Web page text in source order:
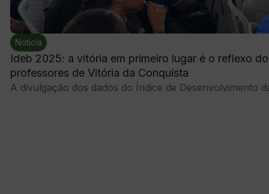
Notícia
Ideb 2025: a vitória em primeiro lugar é o reflexo
professores de Vitória da Conquista
A divulgação dos dados do Índice de Desenvolvimento